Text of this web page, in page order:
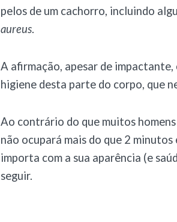
pelos de um cachorro, incluindo
aureus.
A afirmação, apesar de
higiene desta parte do corpo, que
Ao contrário do que muitos
não ocupará mais do que 2
importa com a sua aparência (e
seguir.